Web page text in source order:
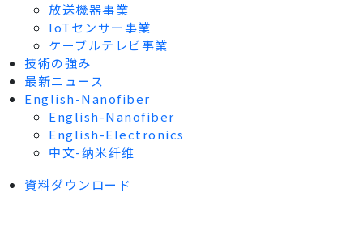
放送機器事業
IoTセンサー事業
ケーブルテレビ事業
技術の強み
最新ニュース
English-Nanofiber
English-Nanofiber
English-Electronics
中文-纳米纤维
資料ダウンロード